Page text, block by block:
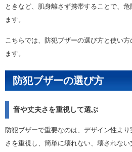
ときなど、肌身離さず携帯することで、
ます。
こちらでは、防犯ブザーの選び方と使い
ます。
防犯ブザーの選び方
音や丈夫さを重視して選ぶ
防犯ブザーで重要なのは、デザイン性よ
さを重視し、簡単に壊れない、壊されな